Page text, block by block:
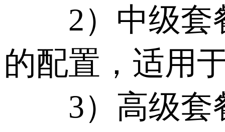
2）中级套餐
的配置，适用
3）高级套餐